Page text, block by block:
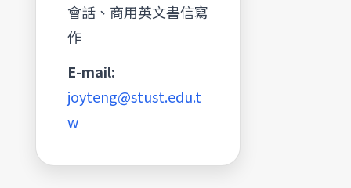
會話、商用英文書信寫
作
E-mail:
joyteng@stust.edu.t
w